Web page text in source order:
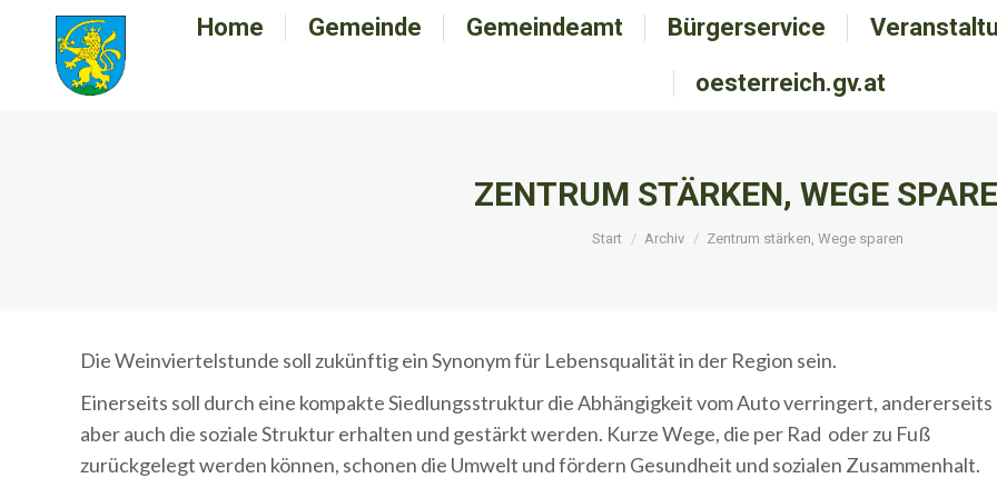
Home Gemeinde Gemeindeamt Bürgerservice
oesterreich.gv.at
ZENTRUM STÄRKEN, WEGE
Sie befinden sich hier:
Start Archiv Zentrum stärken, Wege sparen
Die Weinviertelstunde soll zukünftig ein Synonym für Lebensqualität in der Region sein.
Einerseits soll durch eine kompakte Siedlungsstruktur die Abhängigkeit vom Auto verringert, andererseits
aber auch die soziale Struktur erhalten und gestärkt werden. Kurze Wege, die per Rad oder zu Fuß
zurückgelegt werden können, schonen die Umwelt und fördern Gesundheit und sozialen Zusammenhalt.
Home Gemeinde Gemeindeamt Bürgerservice
oesterreich.gv.at